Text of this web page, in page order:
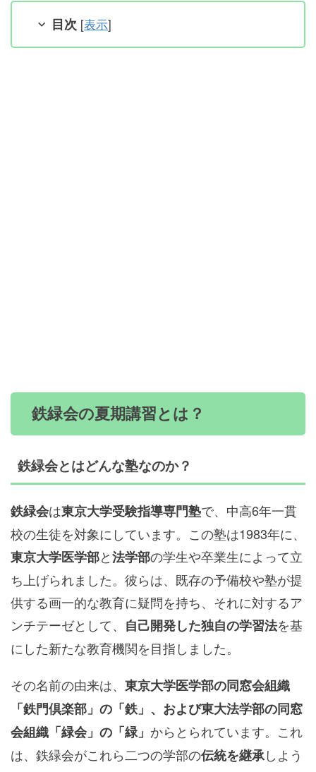
目次 [表示]
鉄緑会の夏期講習とは？
鉄緑会とはどんな塾なのか？
鉄緑会は東京大学受験指導専門塾で、中高6年一貫
校の生徒を対象にしています。この塾は1983年に、
東京大学医学部と法学部の学生や卒業生によって立
ち上げられました。彼らは、既存の予備校や塾が提
供する画一的な教育に疑問を持ち、それに対するア
ンチテーゼとして、 自己開発した独自の学習法を基
にした新たな教育機関を目指しました。
その名前の由来は、 東京大学医学部の同窓会組織
「鉄門倶楽部」の「鉄」、および東大法学部の同窓
会組織「緑会」の「緑」 からとられています。これ
は、鉄緑会がこれら二つの学部の伝統を継承しよう